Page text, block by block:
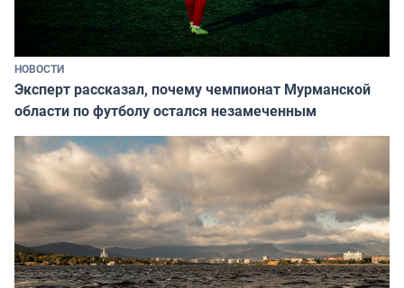
НОВОСТИ
Эксперт рассказал, почему чемпионат Мурманской
области по футболу остался незамеченным